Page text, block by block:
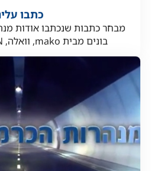
כתבו
מבחר כתבות שנכתבו אודות
בונים מבית mako, וואלה, Ynet, MSN ועוד....